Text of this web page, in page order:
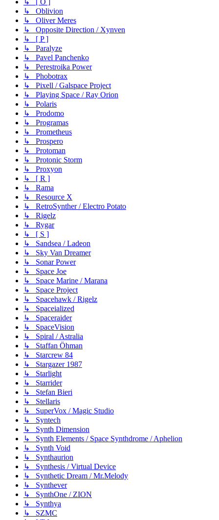
↳ Oblivion
↳ Oliver Meres
↳ Opposite Direction / Xynven
↳ [ P ]
↳ Paralyze
↳ Pavel Panchenko
↳ Perestroika Power
↳ Phobotrax
↳ Pixell / Galspace Project
↳ Playing Space / Ray Orion
↳ Polaris
↳ Prodomo
↳ Programas
↳ Prometheus
↳ Prospero
↳ Protoman
↳ Protonic Storm
↳ Proxyon
↳ [ R ]
↳ Rama
↳ Resource X
↳ RetroSynther / Electro Potato
↳ Rigelz
↳ Rygar
↳ [ S ]
↳ Sandsea / Ladeon
↳ Sky Van Dreamer
↳ Sonar Power
↳ Space Joe
↳ Space Marine / Marana
↳ Space Project
↳ Spacehawk / Rigelz
↳ Spaceialized
↳ Spaceraider
↳ SpaceVision
↳ Spiral / Astralia
↳ Staffan Öhman
↳ Starcrew 84
↳ Stargazer 1987
↳ Starlight
↳ Starrider
↳ Stefan Bieri
↳ Stellaris
↳ SuperVox / Magic Studio
↳ Syntech
↳ Synth Dimension
↳ Synth Elements / Space Synthdrome / Aphelion
↳ Synth Void
↳ Synthaurion
↳ Synthesis / Virtual Device
↳ Synthetic Dream / Mr.Melody
↳ Synthever
↳ SynthOne / ZION
↳ Synthya
↳ SZMC